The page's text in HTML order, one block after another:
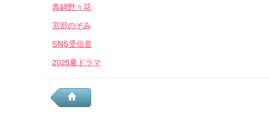
真鍋野々花
宮部のぞみ
SNS受信音
2025夏ドラマ